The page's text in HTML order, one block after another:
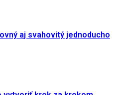
aj svahovitý jednoducho